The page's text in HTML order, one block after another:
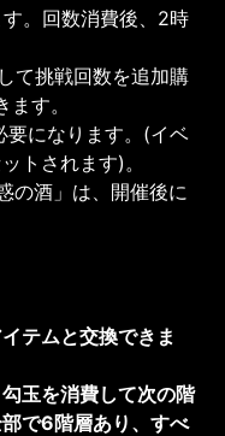
。回数消費後、2時
て挑戦回数を追加購
す。
になります。(イベ
トされます)。
の酒」は、開催後に
テムと交換できま
玉を消費して次の階
で6階層あり、すべ